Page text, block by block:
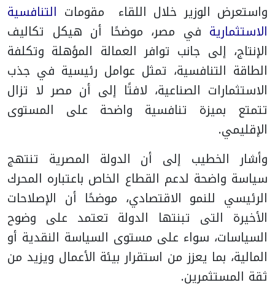
واستعرض الوزير خلال اللقاء مقومات التنافسية
الاستثمارية في مصر، موضحًا أن هيكل تكاليف
الإنتاج، إلى جانب توافر العمالة المؤهلة وتكلفة
الطاقة التنافسية، تمثل عوامل رئيسية في جذب
الاستثمارات الصناعية، لافتًا إلى أن مصر لا تزال
تتمتع بميزة تنافسية واضحة على المستوى
الإقليمي.
وأشار الخطيب إلى أن الدولة المصرية تنتهج
سياسة واضحة لدعم القطاع الخاص باعتباره المحرك
الرئيسي للنمو الاقتصادي، موضحًا أن الإصلاحات
الأخيرة التى تبنتها الدولة تعتمد على وضوح
السياسات، سواء على مستوى السياسة النقدية أو
المالية، بما يعزز من استقرار بيئة الأعمال ويزيد من
ثقة المستثمرين.